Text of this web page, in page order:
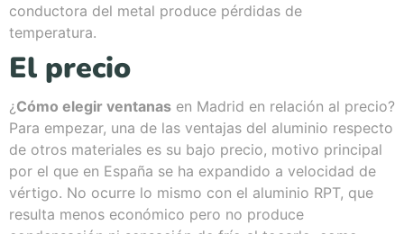
conductora del metal produce pérdidas de
temperatura.
El precio
¿Cómo elegir ventanas en Madrid en relación al precio?
Para empezar, una de las ventajas del aluminio respecto
de otros materiales es su bajo precio, motivo principal
por el que en España se ha expandido a velocidad de
vértigo. No ocurre lo mismo con el aluminio RPT, que
resulta menos económico pero no produce